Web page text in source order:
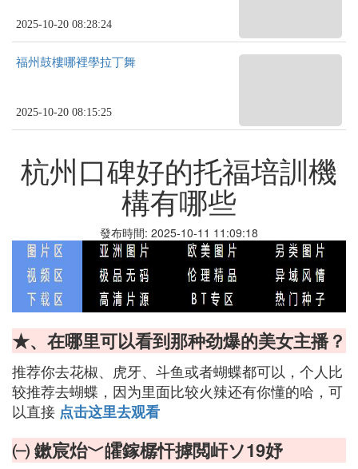
2025-10-20 08:28:24
福州鼓樓哪裡學拉丁舞
2025-10-20 08:15:25
杭州口碑好的托福培訓機
構有哪些
發布時間: 2025-10-11 11:09:18
★、在哪里可以看到那种劲爆的美女主播？
推荐你去花椒、虎牙、斗鱼或者蝴蝶都可以，个人比
较推荐去蝴蝶，因为里面比较火辣还有你懂的哈，可
以直接 点击这里去观看
㈠ 鏉宸炲﹀皬鎵樼忓摢閲屽ソ19妤